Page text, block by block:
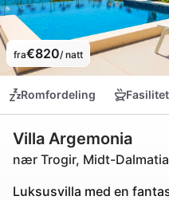
fra€820/ natt
Romfordeling
Villa Argemonia
nær Trogir, Midt-Dalmatia
Luksusvilla med en